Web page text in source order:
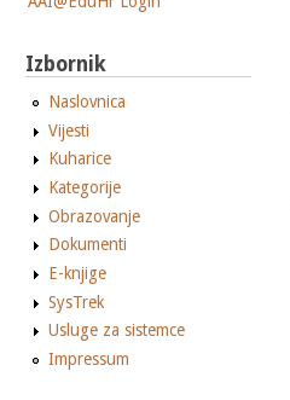
Izbornik
Naslovnica
Vijesti
Kuharice
Kategorije
Obrazovanje
Dokumenti
E-knjige
SysTrek
Usluge za sistemce
Impressum